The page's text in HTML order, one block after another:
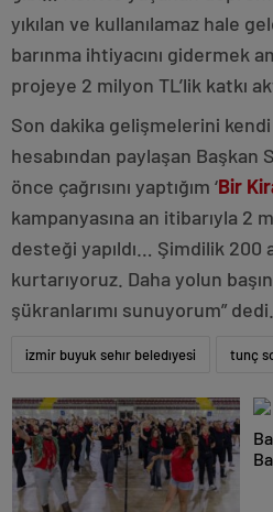
yıkılan ve kullanılamaz hale
barınma ihtiyacını gidermek
projeye 2 milyon TL’lik katkı
Son dakika gelişmelerini
hesabından paylaşan Başkan
önce çağrısını yaptığım ‘Bir
kampanyasına an itibarıyla 2
desteği yapıldı… Şimdilik 200
kurtarıyoruz. Daha yolun
şükranlarımı sunuyorum” dedi…
izmir buyuk sehır beledıyesi tunç